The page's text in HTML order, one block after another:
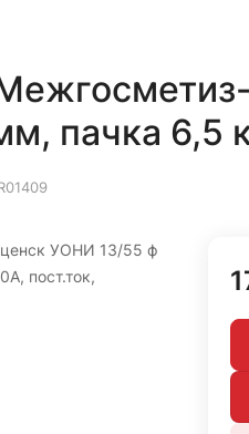
пачка 6,5
УОНИ 13/55 ф
пост.ток,